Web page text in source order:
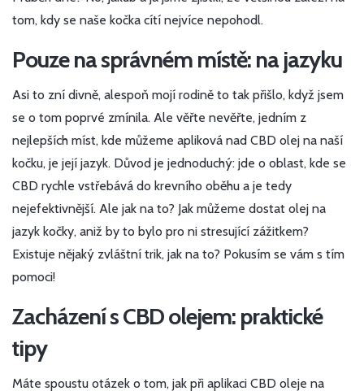
tom, kdy se naše kočka cítí nejvíce nepohodl.
Pouze na správném místě: na jazyku
Asi to zní divně, alespoň mojí rodině to tak přišlo, když jsem
se o tom poprvé zmínila. Ale věřte nevěřte, jedním z
nejlepších míst, kde můžeme apliková nad CBD olej na naší
kočku, je její jazyk. Důvod je jednoduchý: jde o oblast, kde se
CBD rychle vstřebává do krevního oběhu a je tedy
nejefektivnější. Ale jak na to? Jak můžeme dostat olej na
jazyk kočky, aniž by to bylo pro ni stresující zážitkem?
Existuje nějaký zvláštní trik, jak na to? Pokusím se vám s tím
pomoci!
Zacházení s CBD olejem: praktické
tipy
Máte spoustu otázek o tom, jak při aplikaci CBD oleje na